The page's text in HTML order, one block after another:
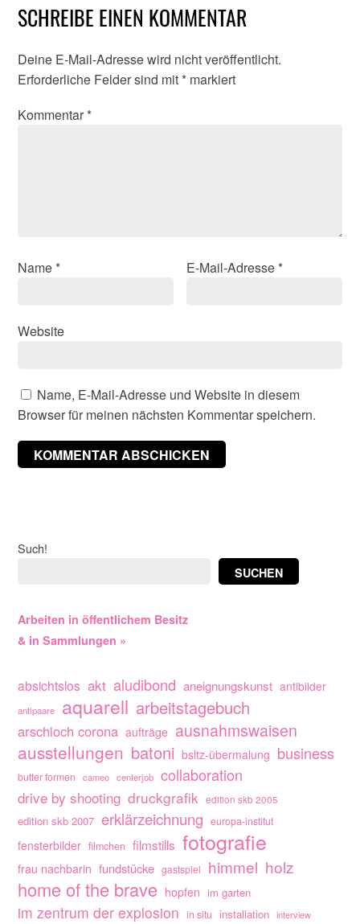
SCHREIBE EINEN KOMMENTAR
Deine E-Mail-Adresse wird nicht veröffentlicht.
Erforderliche Felder sind mit * markiert
Kommentar *
Name * E-Mail-Adresse *
Website
Name, E-Mail-Adresse und Website in diesem
Browser für meinen nächsten Kommentar speichern.
Such!
SUCHEN
Arbeiten in öffentlichem Besitz
& in Sammlungen »
absichtslos akt aludibond aneignungskunst antibilder
antipaare aquarell arbeitstagebuch
arschloch corona aufträge ausnahmswaisen
ausstellungen batoni bsltz-übermalung business
butter formen cameo centerjob collaboration
drive by shooting druckgrafik edition skb 2005
edition skb 2007 erklärzeichnung europa-institut
fensterbilder filmchen filmstills fotografie
frau nachbarin fundstücke gastspiel himmel holz
home of the brave hopfen im garten
im zentrum der explosion in situ installation interview